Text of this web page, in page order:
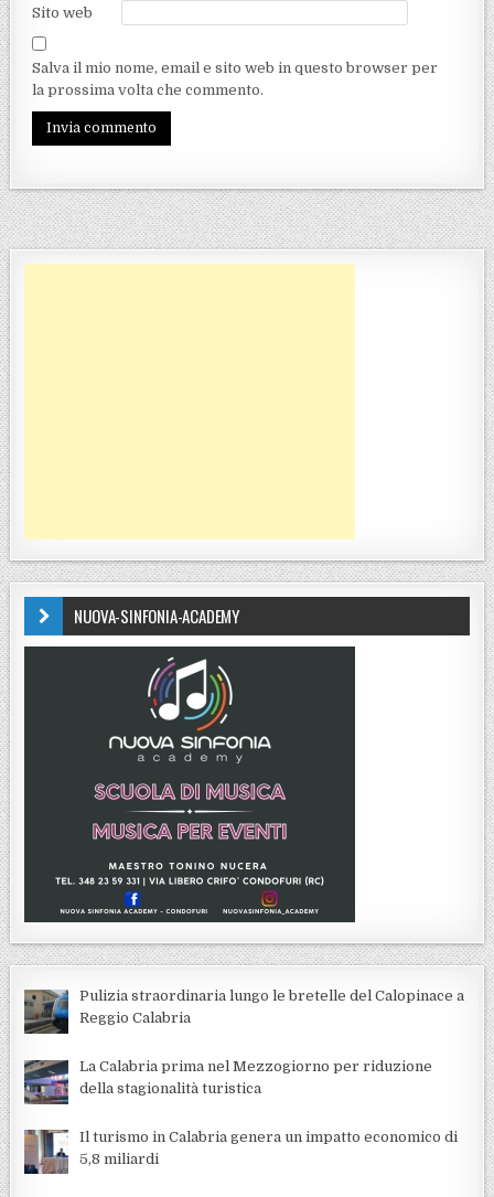
Sito web
Salva il mio nome, email e sito web in questo browser per
la prossima volta che commento.
NUOVA-SINFONIA-ACADEMY
Pulizia straordinaria lungo le bretelle del Calopinace a
Reggio Calabria
La Calabria prima nel Mezzogiorno per riduzione
della stagionalità turistica
Il turismo in Calabria genera un impatto economico di
5,8 miliardi